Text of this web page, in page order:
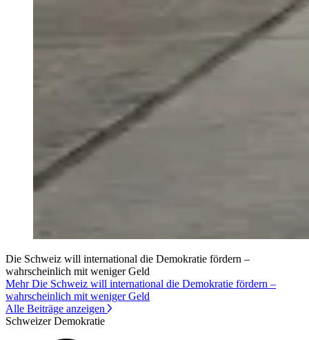
Die Schweiz will international die Demokratie fördern –
wahrscheinlich mit weniger Geld
Mehr Die Schweiz will international die Demokratie fördern –
wahrscheinlich mit weniger Geld
Alle Beiträge anzeigen
Schweizer Demokratie